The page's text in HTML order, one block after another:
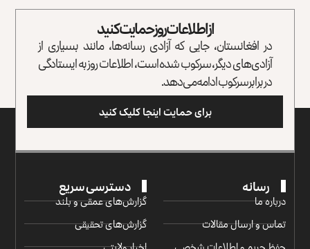
از اطلاعات روز حمایت کنید
در افغانستان، جایی که آزادی رسانه‌ها، مانند بسیاری از
آزادی‌های دیگر، سرکوب شده است، اطلاعات روز به ایستادگی
در برابر سرکوب ادامه می‌دهد.
برای حمایت اینجا کلیک کنید
رسانه
درباره ما
تماس و ارسال مقالات
دسترسی سریع
گزارش‌‌های عمقی و بلند
گزارش‌های تحقیقی